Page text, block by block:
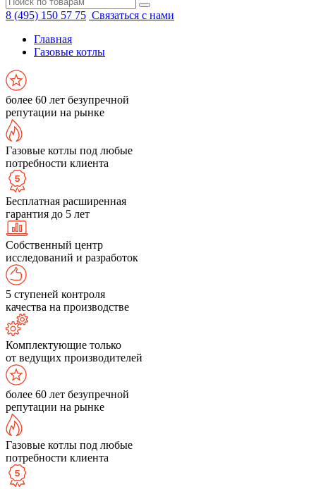
8 (495) 150 57 75 Связаться с нами
Главная
Газовые котлы
более 60 лет безупречной
репутации на рынке
Газовые котлы под любые
потребности клиента
Бесплатная расширенная
гарантия до 5 лет
Собственный центр
исследований и разработок
5 ступеней контроля
качества на производстве
Комплектующие только
от ведущих производителей
более 60 лет безупречной
репутации на рынке
Газовые котлы под любые
потребности клиента